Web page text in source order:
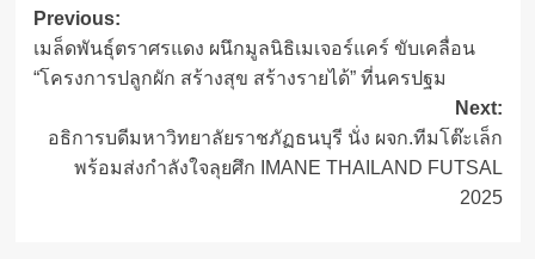
Post
navigation
Previous:
เมล็ดพันธุ์ตราศรแดง ผนึกมูลนิธิเมเจอร์แคร์ ขับเคลื่อน
“โครงการปลูกผัก สร้างสุข สร้างรายได้” ที่นครปฐม
Next:
อธิการบดีมหาวิทยาลัยราชภัฏธนบุรี นั่ง ผจก.ทีมโต๊ะเล็ก
พร้อมส่งกำลังใจลุยศึก IMANE THAILAND FUTSAL
2025